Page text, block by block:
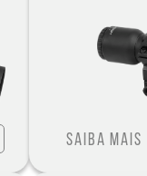
Saiba mais